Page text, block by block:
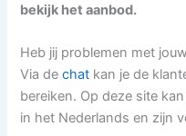
bekijk het aanbod.
Heb jij problemen met
Via dechat kan je de
bereiken. Op deze site
in het Nederlands en zijn